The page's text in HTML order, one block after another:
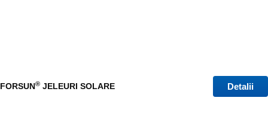
FORSUN® JELEURI SOLARE Detalii